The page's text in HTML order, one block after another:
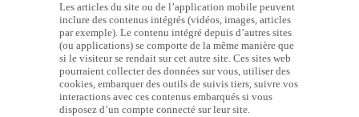
Les articles du site ou de l’application mobile peuvent
inclure des contenus intégrés (vidéos, images, articles
par exemple). Le contenu intégré depuis d’autres sites
(ou applications) se comporte de la même manière que
si le visiteur se rendait sur cet autre site. Ces sites web
pourraient collecter des données sur vous, utiliser des
cookies, embarquer des outils de suivis tiers, suivre vos
interactions avec ces contenus embarqués si vous
disposez d’un compte connecté sur leur site.